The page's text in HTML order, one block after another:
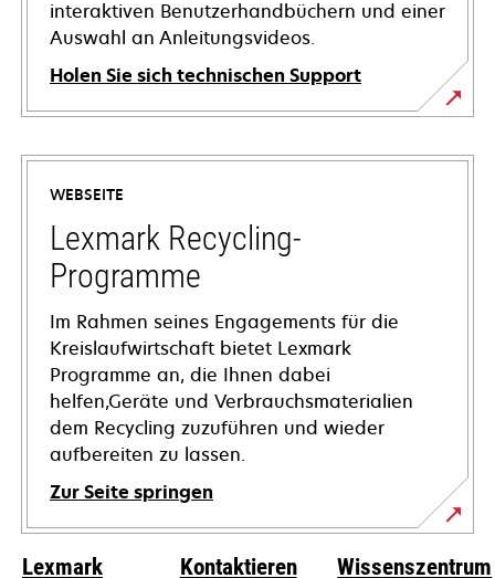
interaktiven Benutzerhandbüchern und einer
Auswahl an Anleitungsvideos.
Holen Sie sich technischen Support
wird
in
neuen
Registerkarte
geöffnet
WEBSEITE
Lexmark Recycling-
Programme
Im Rahmen seines Engagements für die
Kreislaufwirtschaft bietet Lexmark
Programme an, die Ihnen dabei
helfen,Geräte und Verbrauchsmaterialien
dem Recycling zuzuführen und wieder
aufbereiten zu lassen.
Zur Seite springen
Lexmark Kontaktieren Wissenszentrum